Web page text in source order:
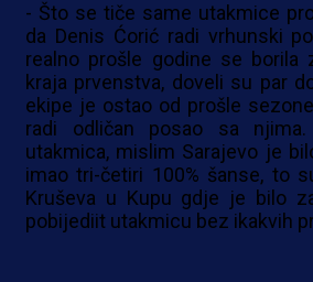
- Što se tiče same utakmice
da Denis Ćorić radi vrhunski
realno prošle godine se borila
kraja prvenstva, doveli su par
ekipe je ostao od prošle
radi odličan posao sa
utakmica, mislim Sarajevo je
imao tri-četiri 100% šanse, to
Kruševa u Kupu gdje je bilo
pobijediit utakmicu bez ikakvih